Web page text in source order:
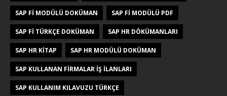
SAP FI MODÜLÜ DOKÜMAN SAP FI MODÜLÜ PDF
SAP FI TÜRKÇE DOKÜMAN SAP HR DÖKÜMANLARI
SAP HR KITAP SAP HR MODÜLÜ DOKÜMAN
SAP KULLANAN FIRMALAR IŞ ILANLARI
SAP KULLANIM KILAVUZU TÜRKÇE